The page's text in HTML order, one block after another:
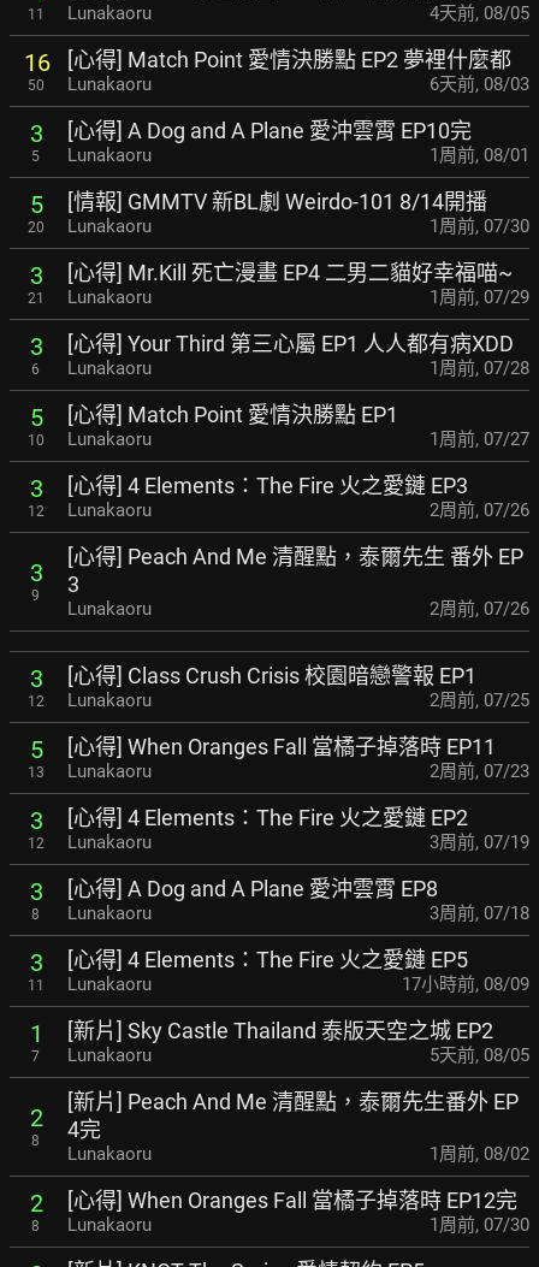
11 Lunakaoru 4天前, 08/05
16
50
[心得] Match Point 愛情決勝點 EP2 夢裡什麼都
Lunakaoru 6天前, 08/03
3
5
[心得] A Dog and A Plane 愛沖雲霄 EP10完
Lunakaoru 1周前, 08/01
5
20
[情報] GMMTV 新BL劇 Weirdo-101 8/14開播
Lunakaoru 1周前, 07/30
3
21
[心得] Mr.Kill 死亡漫畫 EP4 二男二貓好幸福喵~
Lunakaoru 1周前, 07/29
3
6
[心得] Your Third 第三心屬 EP1 人人都有病XDD
Lunakaoru 1周前, 07/28
5
10
[心得] Match Point 愛情決勝點 EP1
Lunakaoru 1周前, 07/27
3
12
[心得] 4 Elements：The Fire 火之愛鏈 EP3
Lunakaoru 2周前, 07/26
3
9
[心得] Peach And Me 清醒點，泰爾先生 番外 EP
3
Lunakaoru 2周前, 07/26
3
12
[心得] Class Crush Crisis 校園暗戀警報 EP1
Lunakaoru 2周前, 07/25
5
13
[心得] When Oranges Fall 當橘子掉落時 EP11
Lunakaoru 2周前, 07/23
3
12
[心得] 4 Elements：The Fire 火之愛鏈 EP2
Lunakaoru 3周前, 07/19
3
8
[心得] A Dog and A Plane 愛沖雲霄 EP8
Lunakaoru 3周前, 07/18
3
11
[心得] 4 Elements：The Fire 火之愛鏈 EP5
Lunakaoru 17小時前, 08/09
1
7
[新片] Sky Castle Thailand 泰版天空之城 EP2
Lunakaoru 5天前, 08/05
2
8
[新片] Peach And Me 清醒點，泰爾先生番外 EP
4完
Lunakaoru 1周前, 08/02
2
8
[心得] When Oranges Fall 當橘子掉落時 EP12完
Lunakaoru 1周前, 07/30